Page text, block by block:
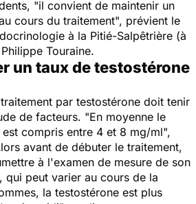
"il convient de maintenir un
cours du traitement", prévient le
à la Pitié-Salpêtrière (à
Touraine.
un taux de testostérone
par testostérone doit tenir
de facteurs. "En moyenne le
compris entre 4 et 8 mg/ml",
avant de débuter le traitement,
à l'examen de mesure de son
qui peut varier au cours de la
la testostérone est plus